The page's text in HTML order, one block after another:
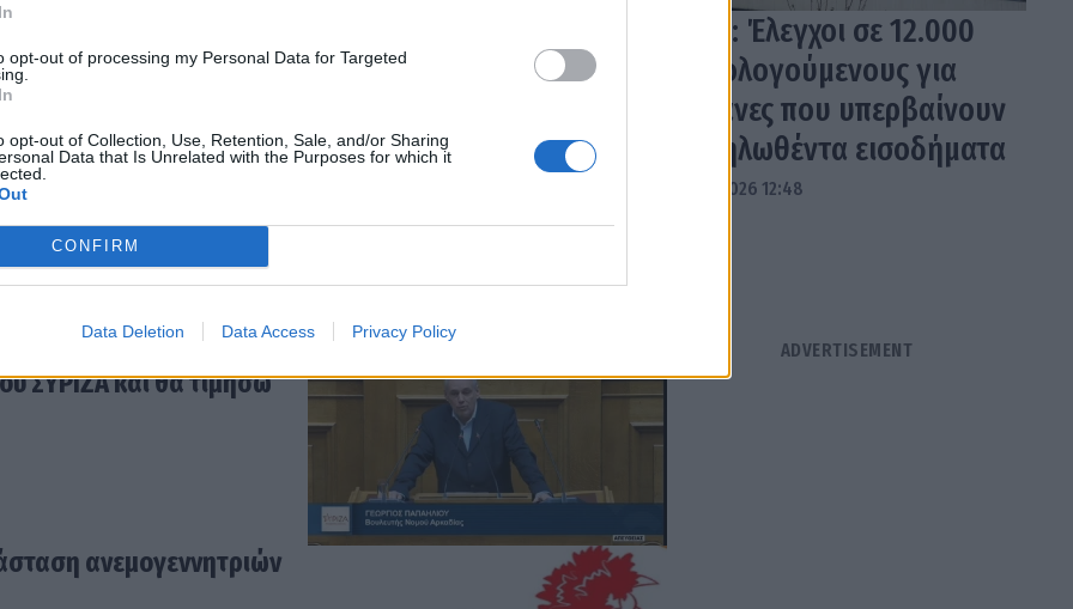
opt-out of processing my Personal Data for Targeted
opt-out of Collection, Use, Retention, Sale, and/or Sharing
Data that Is Unrelated with the Purposes for which it
CONFIRM
Data Deletion Data Access Privacy Policy
στον Κοσμά
τη Μαρία Καρυστιανού
ΣΥΡΙΖΑ και θα τιμήσω
ανεμογεννητριών
ΑΑΔΕ: Έλεγχοι σε 12.000
φορολογούμενους για
δαπάνες που υπερβαίνουν
τα δηλωθέντα εισοδήματα
04.08.2026 12:48